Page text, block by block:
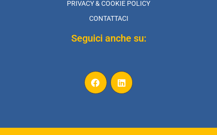
PRIVACY & COOKIE POLICY
CONTATTACI
Seguici anche su: